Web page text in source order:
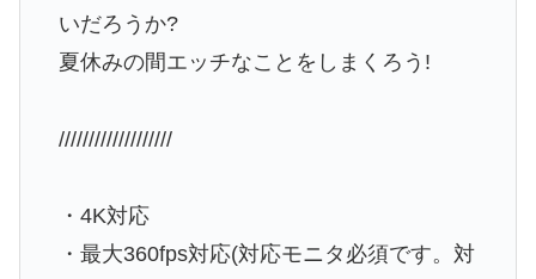
いだろうか?
夏休みの間エッチなことをしまくろう!
///////////////////
・4K対応
・最大360fps対応(対応モニタ必須です。対